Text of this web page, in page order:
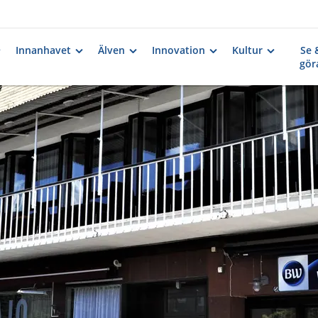
Innanhavet Älven Innovation Kultur
Se